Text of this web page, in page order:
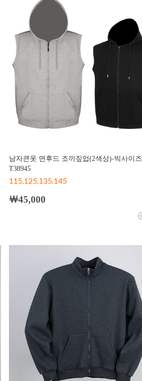
남자큰옷 면후드 조끼짚업(2색상)-빅사이즈
T38945
115,125,135,145
￦45,000